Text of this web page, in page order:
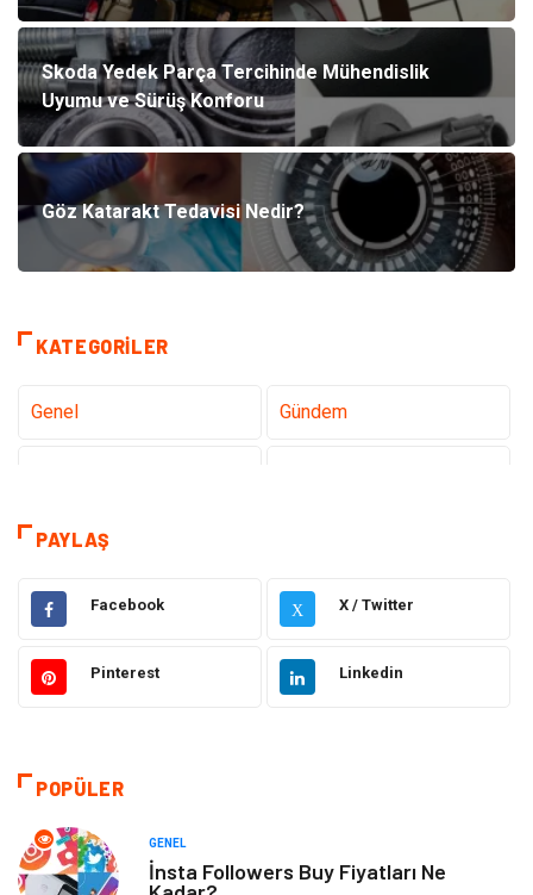
Skoda Yedek Parça Tercihinde Mühendislik
Uyumu ve Sürüş Konforu
Göz Katarakt Tedavisi Nedir?
KATEGORILER
Genel Gündem
Teknoloji & İnternet
Elektrik & Elektronik Eğitim
Gıda Estetik ve Güzellik
Otomotiv
Giyim
PAYLAŞ
Facebook X X / Twitter
Pinterest Linkedin
POPÜLER
GENEL
İnsta Followers Buy Fiyatları Ne